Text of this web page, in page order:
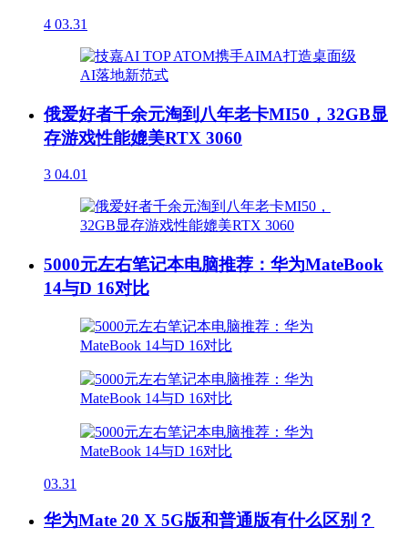
4 03.31
俄爱好者千余元淘到八年老卡MI50，32GB显
存游戏性能媲美RTX 3060
3 04.01
5000元左右笔记本电脑推荐：华为MateBook
14与D 16对比
03.31
华为Mate 20 X 5G版和普通版有什么区别？